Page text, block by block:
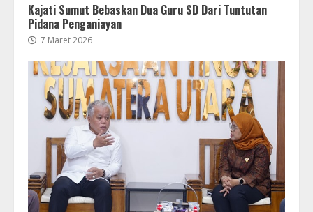
Kajati Sumut Bebaskan Dua Guru SD Dari Tuntutan
Pidana Penganiayan
7 Maret 2026